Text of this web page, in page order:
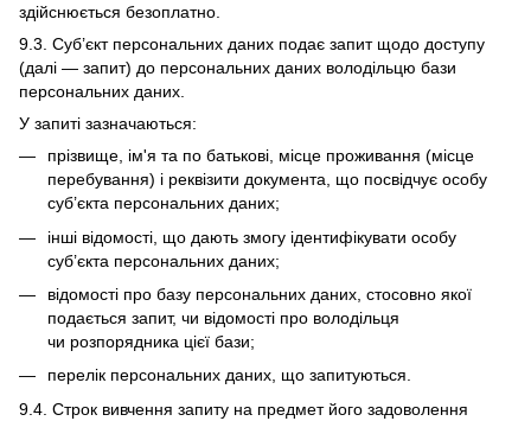
здійснюється безоплатно.
9.3. Суб’єкт персональних даних подає запит щодо доступу
(далі — запит) до персональних даних володільцю бази
персональних даних.
У запиті зазначаються:
прізвище, ім'я та по батькові, місце проживання (місце
перебування) і реквізити документа, що посвідчує особу
суб’єкта персональних даних;
інші відомості, що дають змогу ідентифікувати особу
суб’єкта персональних даних;
відомості про базу персональних даних, стосовно якої
подається запит, чи відомості про володільця
чи розпорядника цієї бази;
перелік персональних даних, що запитуються.
9.4. Строк вивчення запиту на предмет його задоволення